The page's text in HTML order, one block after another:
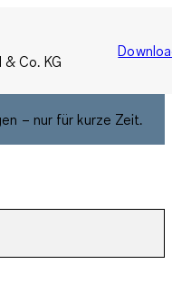
Co. KG
– nur für kurze Zeit.